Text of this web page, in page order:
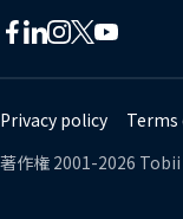
Tobii
Facebook
Tobii
Linkedin
Tobii
Instagram
Tobii
Twitter
Tobii
Youtube
Tobii
Lin
Privacy policy
Terms
著作権 2001-2026 Tobii